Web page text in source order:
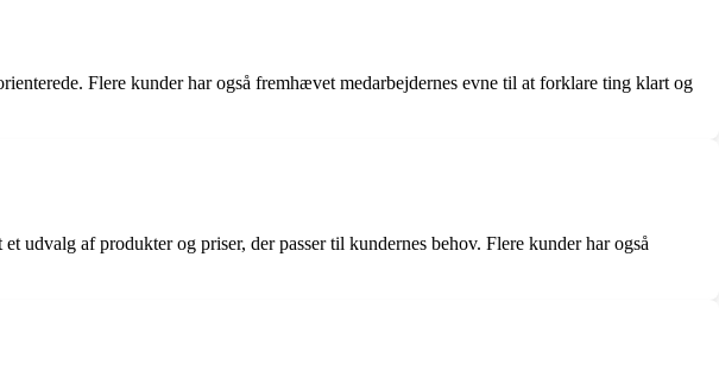
Flere kunder har også fremhævet medarbejdernes evne til at forklare ting klart og
udvalg af produkter og priser, der passer til kundernes behov. Flere kunder har også